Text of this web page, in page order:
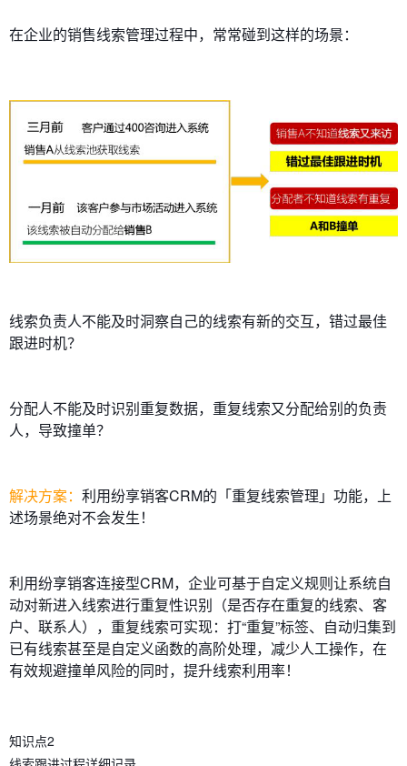
在企业的销售线索管理过程中，常常碰到这样的场景：
线索负责人不能及时洞察自己的线索有新的交互，错过最佳
跟进时机？
分配人不能及时识别重复数据，重复线索又分配给别的负责
人，导致撞单？
解决方案： 利用纷享销客CRM的「重复线索管理」功能，上
述场景绝对不会发生！
利用纷享销客连接型CRM，企业可基于自定义规则让系统自
动对新进入线索进行重复性识别（是否存在重复的线索、客
户、联系人），重复线索可实现：打“重复”标签、自动归集到
已有线索甚至是自定义函数的高阶处理，减少人工操作，在
有效规避撞单风险的同时，提升线索利用率！
知识点2